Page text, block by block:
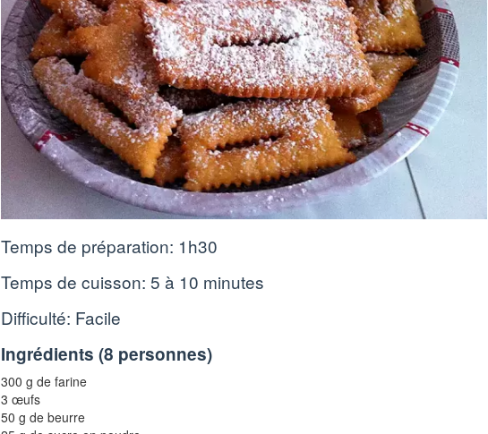
Temps de préparation: 1h30
Temps de cuisson: 5 à 10 minutes
Difficulté: Facile
Ingrédients (8 personnes)
300 g de farine
3 œufs
50 g de beurre